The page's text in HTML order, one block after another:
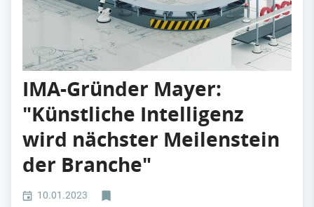
IMA-Gründer Mayer:
"Künstliche Intelligenz
wird nächster Meilenstein
der Branche"
10.01.2023